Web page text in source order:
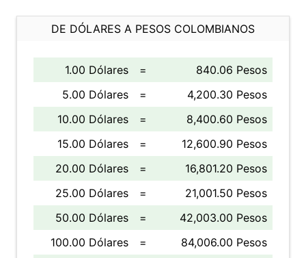
DE DÓLARES A PESOS COLOMBIANOS
1.00 Dólares =
840.06 Pesos
5.00 Dólares
=
4,200.30 Pesos
10.00 Dólares
=
8,400.60 Pesos
15.00 Dólares
=
12,600.90 Pesos
20.00 Dólares
=
16,801.20 Pesos
25.00 Dólares
=
21,001.50 Pesos
50.00 Dólares
=
42,003.00 Pesos
100.00 Dólares
=
84,006.00 Pesos